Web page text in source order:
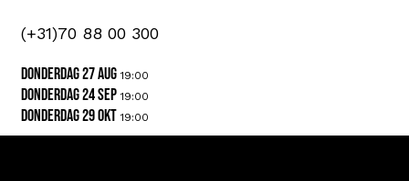
(+31)70 88 00 300
donderdag 27 aug 19:00
donderdag 24 sep 19:00
donderdag 29 okt 19:00